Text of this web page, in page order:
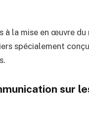
la mise en œuvre
spécialement
sur